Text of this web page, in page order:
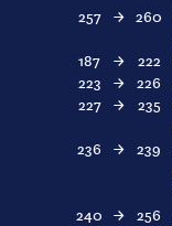
257 → 260
187 → 222
223 → 226
227 → 235
236 → 239
240 → 256